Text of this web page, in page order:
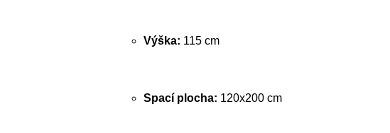
Výška: 115 cm
Spací plocha: 120x200 cm